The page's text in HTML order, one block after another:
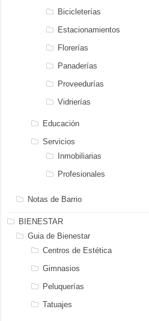
Bicicleterías
Estacionamientos
Florerías
Panaderías
Proveedurías
Vidrierías
Educación
Servicios
Inmobiliarias
Profesionales
Notas de Barrio
BIENESTAR
Guia de Bienestar
Centros de Estética
Gimnasios
Peluquerías
Tatuajes